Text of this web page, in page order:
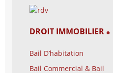
DROIT IMMOBILIER
Bail D’habitation
Bail Commercial & Bail